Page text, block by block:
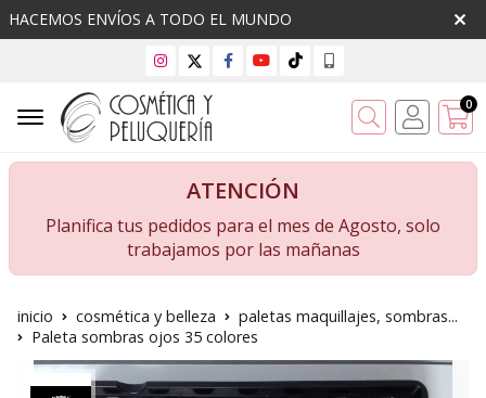
HACEMOS ENVÍOS A TODO EL MUNDO
Buscar 0
ATENCIÓN
Planifica tus pedidos para el mes de Agosto, solo
trabajamos por las mañanas
inicio cosmética y belleza
paletas maquillajes, sombras...
Paleta sombras ojos 35 colores